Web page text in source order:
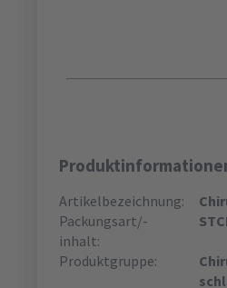
Artikelbezeichnung:
Packungsart/-
inhalt:
Produktgruppe: